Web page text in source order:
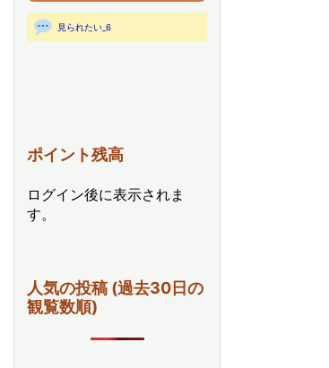
見られたい_6
ポイント残高
ログイン後に表示されま
す。
人気の投稿 (過去30日の
観覧数順)